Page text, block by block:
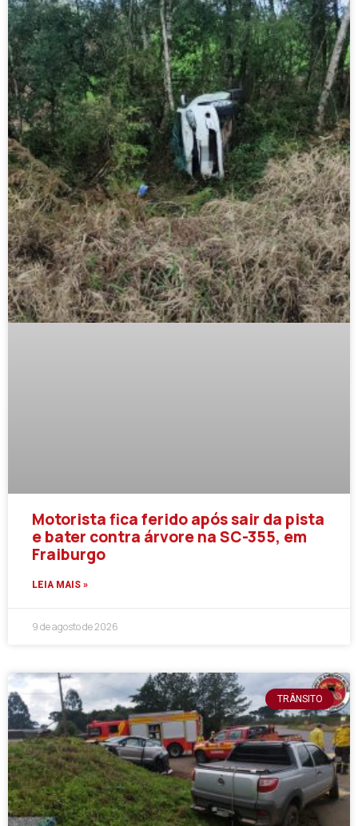
Motorista fica ferido após sair da pista
e bater contra árvore na SC-355, em
Fraiburgo
LEIA MAIS »
9 de agosto de 2026
TRÂNSITO